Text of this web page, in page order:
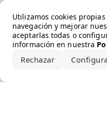
Utilizamos cookies
navegación y mejorar
aceptarlas todas o
información en nuestra
Rechazar
Error